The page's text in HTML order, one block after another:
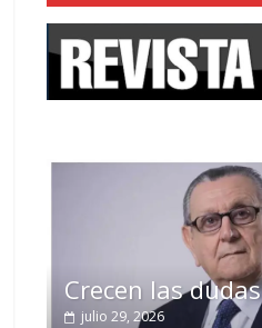
Crecen las dudas
julio 29, 2026